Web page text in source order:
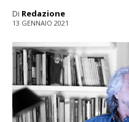
Di Redazione
13 GENNAIO 2021